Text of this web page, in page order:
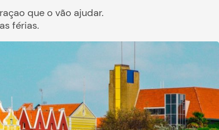
que o vão ajudar.
férias.